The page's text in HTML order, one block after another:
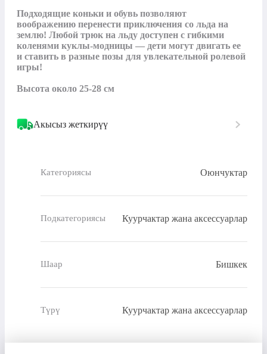
Подходящие коньки и обувь позволяют
воображению перенести приключения со льда на
землю! Любой трюк на льду доступен с гибкими
коленями куклы-модницы — дети могут двигать ее
и ставить в разные позы для увлекательной ролевой
игры!
Высота около 25-28 см
Акысыз жеткирүү
Категориясы Оюнчуктар
Подкатегориясы Куурчактар жана аксессуарлар
Шаар Бишкек
Түрү Куурчактар жана аксессуарлар